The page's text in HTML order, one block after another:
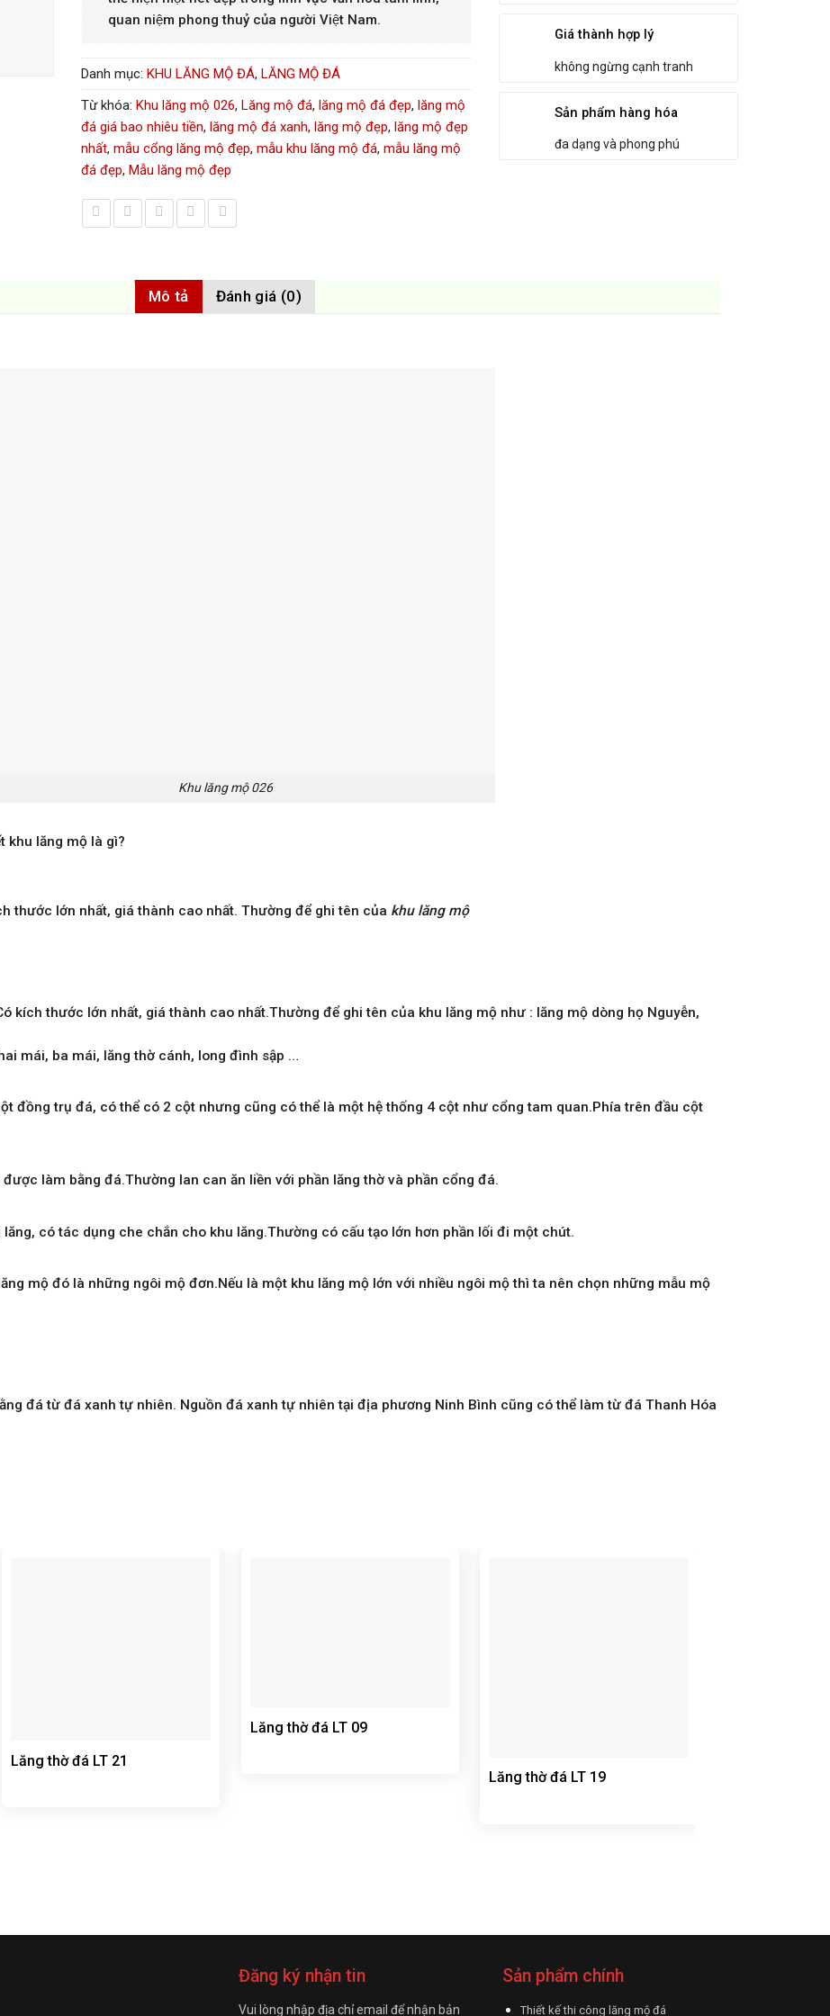
quan niệm phong thuỷ của người Việt Nam.
Danh mục: KHU LĂNG MỘ ĐÁ, LĂNG MỘ ĐÁ
Từ khóa: Khu lăng mộ 026, Lăng mộ đá, lăng mộ đá đẹp, lăng mộ
đá giá bao nhiêu tiền, lăng mộ đá xanh, lăng mộ đẹp, lăng mộ đẹp
nhất, mẫu cổng lăng mộ đẹp, mẫu khu lăng mộ đá, mẫu lăng mộ
đá đẹp, Mẫu lăng mộ đẹp
Giá thành hợp lý
không ngừng cạnh tranh
Sản phẩm hàng hóa
đa dạng và phong phú
Mô tả Đánh giá (0)
Khu lăng mộ 026
khu lăng mộ là gì?
thước lớn nhất, giá thành cao nhất. Thường để ghi tên của khu lăng mộ
kích thước lớn nhất, giá thành cao nhất.Thường để ghi tên của khu lăng mộ như : lăng mộ dòng họ Nguyễn,
mái, ba mái, lăng thờ cánh, long đình sập …
đồng trụ đá, có thể có 2 cột nhưng cũng có thể là một hệ thống 4 cột như cổng tam quan.Phía trên đầu cột
làm bằng đá.Thường lan can ăn liền với phần lăng thờ và phần cổng đá.
có tác dụng che chắn cho khu lăng.Thường có cấu tạo lớn hơn phần lối đi một chút.
mộ đó là những ngôi mộ đơn.Nếu là một khu lăng mộ lớn với nhiều ngôi mộ thì ta nên chọn những mẫu mộ
đá từ đá xanh tự nhiên. Nguồn đá xanh tự nhiên tại địa phương Ninh Bình cũng có thể làm từ đá Thanh Hóa
Lăng thờ đá LT 21
Lăng thờ đá LT 09
Lăng thờ đá LT 19
Đăng ký nhận tin
Vui lòng nhập địa chỉ email để nhận bản
Sản phẩm chính
Thiết kế thi công lăng mộ đá